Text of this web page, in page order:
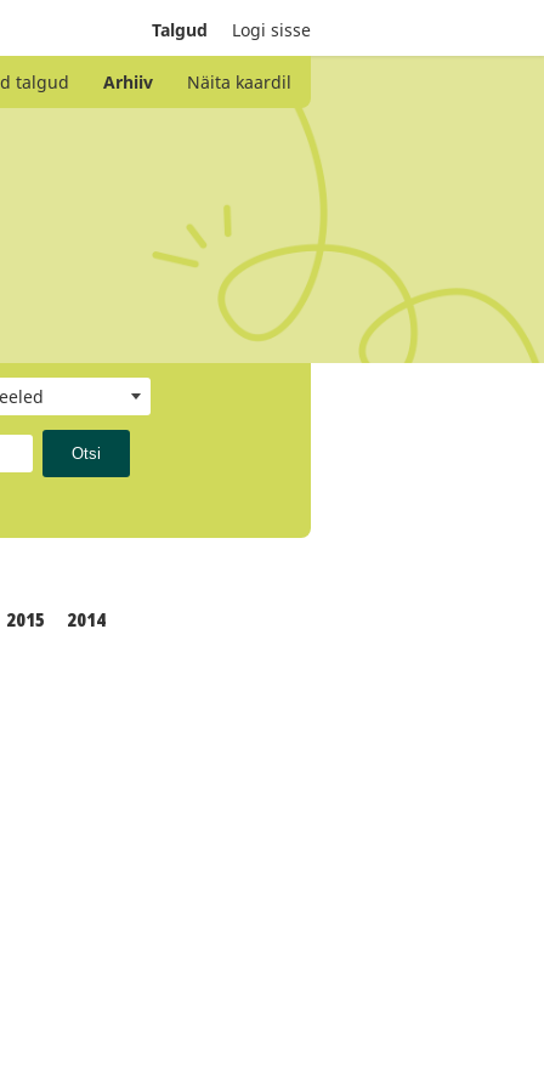
Talgud Logi sisse
talgud Arhiiv Näita kaardil
2015
2014